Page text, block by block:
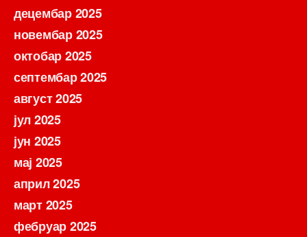
децембар 2025
новембар 2025
октобар 2025
септембар 2025
август 2025
јул 2025
јун 2025
мај 2025
април 2025
март 2025
фебруар 2025